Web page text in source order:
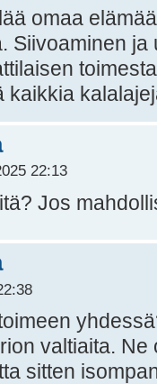
omaa
Siivoaminen
kaikkia
22:13
Jos
valtiaita.
sitten